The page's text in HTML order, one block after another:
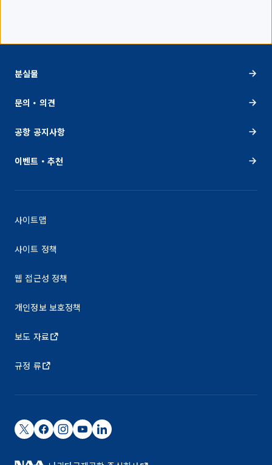
분실물
문의・의견
공항 공지사항
이벤트・추천
사이트맵
사이트 정책
웹 접근성 정책
개인정보 보호정책
보도 자료
규정 류